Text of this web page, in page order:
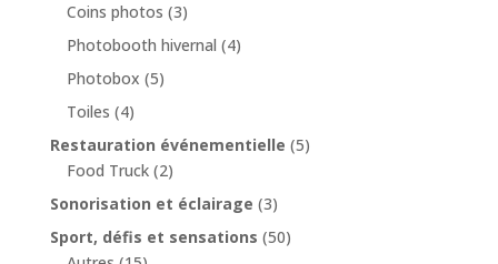
Coins photos (3)
Photobooth hivernal (4)
Photobox (5)
Toiles (4)
Restauration événementielle (5)
Food Truck (2)
Sonorisation et éclairage (3)
Sport, défis et sensations (50)